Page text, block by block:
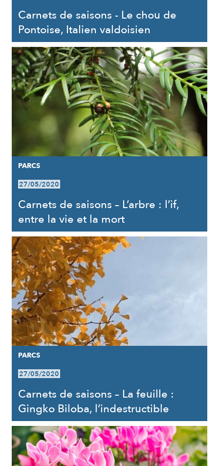
Carnets de saisons - Le chou de
Pontoise, Italien valdoisien
PARCS
27/05/2020
Carnets de saisons – L’arbre : l’if,
entre la vie et la mort
PARCS
27/05/2020
Carnets de saisons – La feuille :
Gingko Biloba, l’indestructible